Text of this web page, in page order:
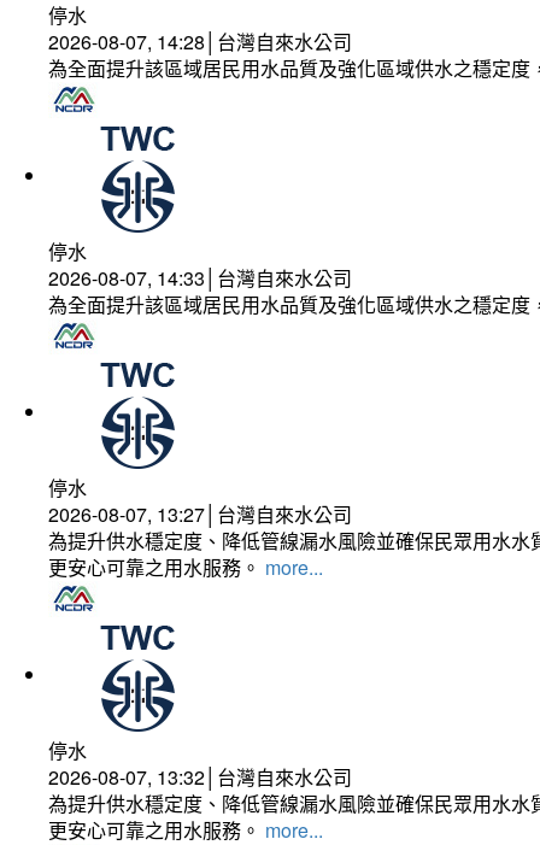
停水
2026-08-07, 14:28│台灣自來水公司
為全面提升該區域居民用水品質及強化區域供水之穩定
停水
2026-08-07, 14:33│台灣自來水公司
為全面提升該區域居民用水品質及強化區域供水之穩定
停水
2026-08-07, 13:27│台灣自來水公司
為提升供水穩定度、降低管線漏水風險並確保民眾用水
更安心可靠之用水服務。 more...
停水
2026-08-07, 13:32│台灣自來水公司
為提升供水穩定度、降低管線漏水風險並確保民眾用水
更安心可靠之用水服務。 more...